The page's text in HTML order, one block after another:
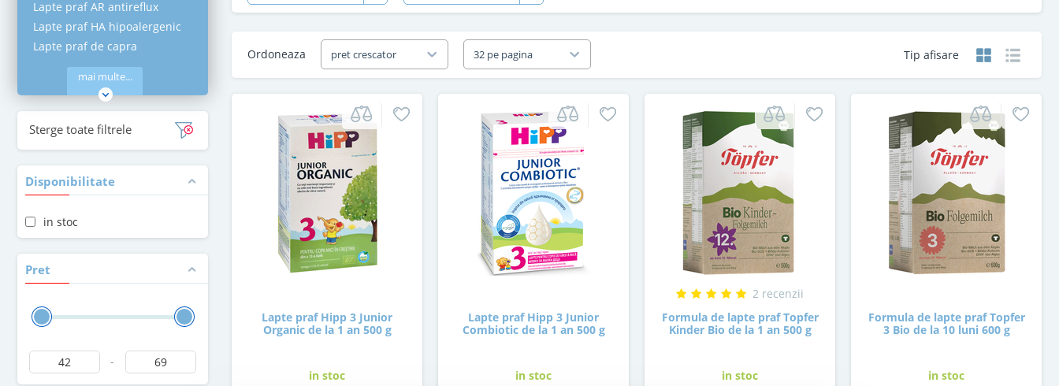
Lapte praf AR antireflux
Lapte praf HA hipoalergenic
Lapte praf de capra
mai multe...
Sterge toate filtrele
Disponibilitate
in stoc
Pret
-
Tip afisare
Ordoneaza pret crescator 32 pe pagina
Lapte praf Hipp 3 Junior
Organic de la 1 an 500 g
in stoc
Lapte praf Hipp 3 Junior
Combiotic de la 1 an 500 g
in stoc
2 recenzii
Formula de lapte praf Topfer
Kinder Bio de la 1 an 500 g
in stoc
Formula de lapte praf Topfer
3 Bio de la 10 luni 600 g
in stoc